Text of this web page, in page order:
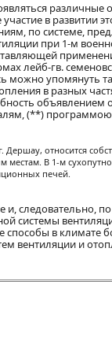
в развитии
по системе,
при 1-м
лейб-гв.
можно упомянуть
в разных
(**)
Дершау, относится
В 1-м
печей.
следовательно,
системы
в климате
вентиляции и